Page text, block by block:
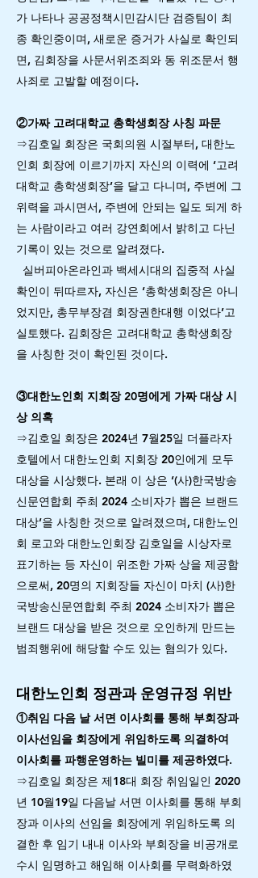
가 나타나 공공정책시민감시단 검증팀이 최
종 확인중이며, 새로운 증거가 사실로 확인되
면, 김회장을 사문서위조죄와 동 위조문서 행
사죄로 고발할 예정이다.
②가짜 고려대학교 총학생회장 사칭 파문
⇒김호일 회장은 국회의원 시절부터, 대한노
인회 회장에 이르기까지 자신의 이력에 ‘고려
대학교 총학생회장’을 달고 다니며, 주변에 그
위력을 과시면서, 주변에 안되는 일도 되게 하
는 사람이라고 여러 강연회에서 밝히고 다닌
기록이 있는 것으로 알려졌다.
실버피아온라인과 백세시대의 집중적 사실
확인이 뒤따르자, 자신은 ‘총학생회장은 아니
었지만, 총무부장겸 회장권한대행 이었다’고
실토했다. 김회장은 고려대학교 총학생회장
을 사칭한 것이 확인된 것이다.
③대한노인회 지회장 20명에게 가짜 대상 시
상 의혹
⇒김호일 회장은 2024년 7월25일 더플라자
호텔에서 대한노인회 지회장 20인에게 모두
대상을 시상했다. 본래 이 상은 ‘(사)한국방송
신문연합회 주최 2024 소비자가 뽑은 브랜드
대상’을 사칭한 것으로 알려졌으며, 대한노인
회 로고와 대한노인회장 김호일을 시상자로
표기하는 등 자신이 위조한 가짜 상을 제공함
으로써, 20명의 지회장들 자신이 마치 (사)한
국방송신문연합회 주최 2024 소비자가 뽑은
브랜드 대상을 받은 것으로 오인하게 만드는
범죄행위에 해당할 수도 있는 혐의가 있다.
대한노인회 정관과 운영규정 위반
①취임 다음 날 서면 이사회를 통해 부회장과
이사선임을 회장에게 위임하도록 의결하여
이사회를 파행운영하는 빌미를 제공하였다.
⇒김호일 회장은 제18대 회장 취임일인 2020
년 10월19일 다음날 서면 이사회를 통해 부회
장과 이사의 선임을 회장에게 위임하도록 의
결한 후 임기 내내 이사와 부회장을 비공개로
수시 임명하고 해임해 이사회를 무력화하였